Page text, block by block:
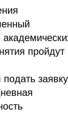
пройдут
заявку